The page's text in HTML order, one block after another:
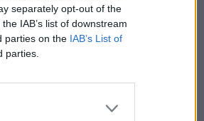
separately opt-out of the
IAB’s list of downstream
parties on the IAB’s List of
parties.